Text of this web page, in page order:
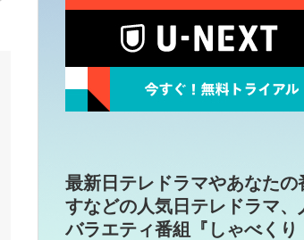
最新日テレドラマやあなたの
すなどの人気日テレドラマ、
バラエティ番組『しゃべくり